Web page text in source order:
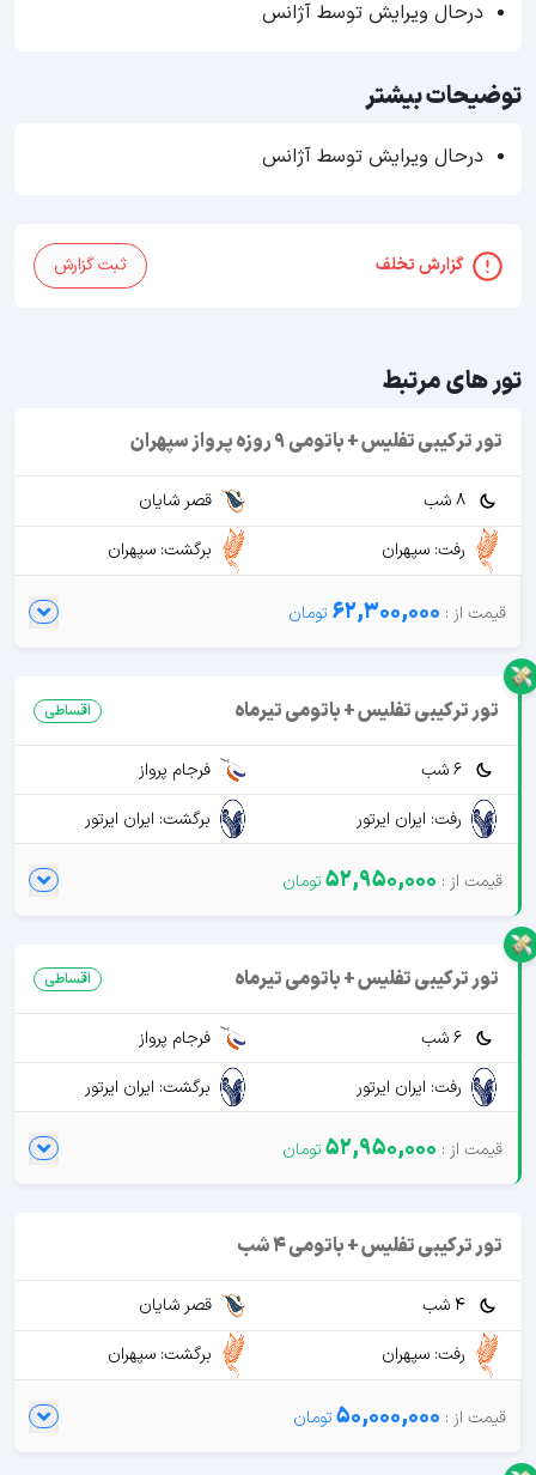
درحال ویرایش توسط آژانس
توضیحات بیشتر
درحال ویرایش توسط آژانس
گزارش تخلف ثبت گزارش
تور های مرتبط
تور ترکیبی تفلیس + باتومی 9 روزه پرواز سپهران
8 شب
قصر شایان
رفت: سپهران
برگشت: سپهران
62,300,000
تور ترکیبی تفلیس + باتومی تیرماه اقساطی
6 شب
فرجام پرواز
رفت: ایران ایرتور
برگشت: ایران ایرتور
52,950,000
تور ترکیبی تفلیس + باتومی تیرماه اقساطی
6 شب
فرجام پرواز
رفت: ایران ایرتور
برگشت: ایران ایرتور
52,950,000
تور ترکیبی تفلیس + باتومی 4 شب
4 شب
قصر شایان
رفت: سپهران
برگشت: سپهران
50,000,000